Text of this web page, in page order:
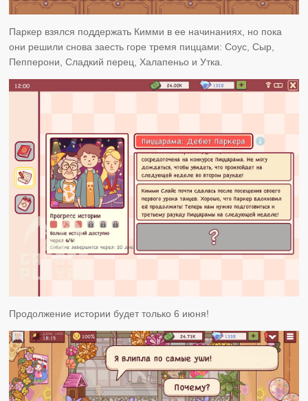
Паркер взялся поддержать Кимми в ее начинаниях, но пока
они решили снова заесть горе тремя пиццами: Соус, Сыр,
Пепперони, Сладкий перец, Халапеньо и Утка.
Продолжение истории будет только 6 июня!